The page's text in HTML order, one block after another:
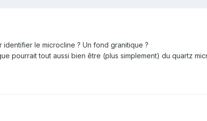
identifier le microcline ? Un fond granitique ?
pourrait tout aussi bien être (plus simplement) du quartz